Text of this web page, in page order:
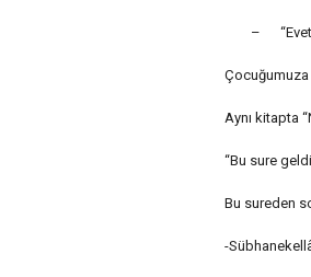
–
Aynı kitapta
“Bu sure
Bu sureden
-